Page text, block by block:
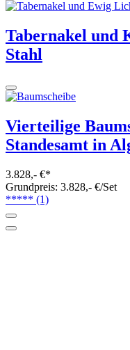
Tabernakel und
Stahl
Vierteilige
Standesamt in
3.828,- €*
Grundpreis: 3.828,- €/Set
***** (1)